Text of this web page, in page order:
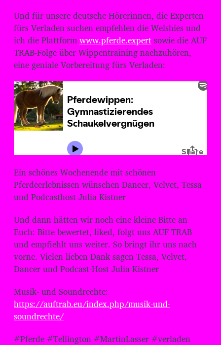
Und für unsere deutsche Hörerinnen, die Experten
fürs Verladen suchen empfehlen die Welshies und
ich die Plattformwww.pferde.expertsowie die AUF
TRAB-Folge über Wippentraining nachzuhören,
eine geniale Vorbereitung fürs Verladen:
Ein schönes Wochenende mit schönen
Pferdeerlebnissen wünschen Dancer, Velvet, Tessa
und Podcasthost Julia Kistner
Und dann hätten wir noch eine kleine Bitte an
Euch: Bitte bewertet, liked, folgt uns AUF TRAB
und empfiehlt uns weiter. So bringt ihr uns nach
vorne. Vielen lieben Dank sagen Tessa, Velvet,
Dancer und Podcast-Host Julia Kistner
Musik- und Soundrechte:
https://auftrab.eu/index.php/musik-und-
soundrechte/
#Pferde #Tellington #MartinLasser #verladen